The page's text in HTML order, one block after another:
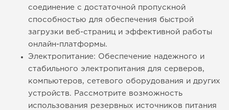
соединение с достаточной пропускной
способностью для обеспечения быстрой
загрузки веб-страниц и эффективной работы
онлайн-платформы.
Электропитание: Обеспечение надежного и
стабильного электропитания для серверов,
компьютеров, сетевого оборудования и других
устройств. Рассмотрите возможность
использования резервных источников питания